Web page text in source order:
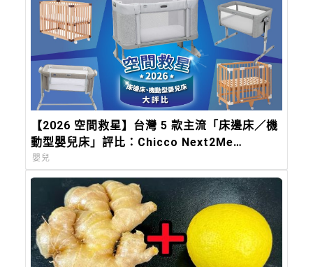
【2026 空間救星】台灣 5 款主流「床邊床／機
動型嬰兒床」評比：Chicco Next2Me
Forever，都會育兒的終極解方
嬰兒